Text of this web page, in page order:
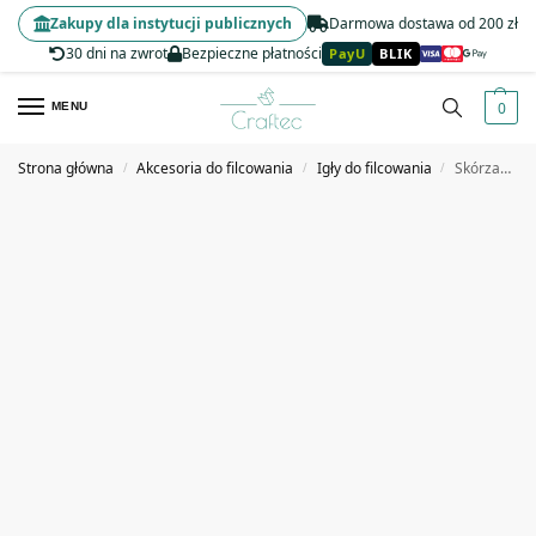
Darmowa dostawa od 200 zł
30 dni na zwrot
Bezpieczne płatności PayU BLIK
Zakupy dla instytucji publicznych
MENU 0
Strona główna / Akcesoria do filcowania / Igły do filcowania / Skórzane ochraniacze na palce 3 szt.